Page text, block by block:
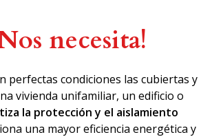
necesita!
perfectas condiciones las cubiertas y
vivienda unifamiliar, un edificio o
la protección y el aislamiento
una mayor eficiencia energética y